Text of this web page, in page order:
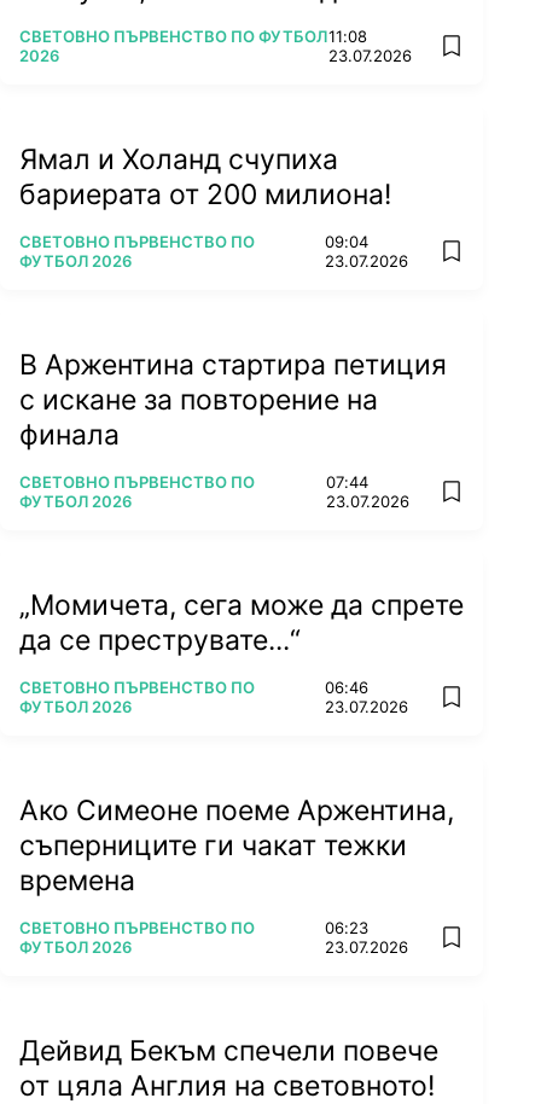
ПОВЕЧЕ ОТ
СВЕТОВНО ПЪРВЕНСТВО ПО ФУТБОЛ
2026
11:08
23.07.2026
add
Ямал и Холанд счупиха
бариерата от 200 милиона!
ПОВЕЧЕ ОТ
СВЕТОВНО ПЪРВЕНСТВО ПО
ФУТБОЛ 2026
09:04
23.07.2026
add
В Аржентина стартира петиция
с искане за повторение на
финала
ПОВЕЧЕ ОТ
СВЕТОВНО ПЪРВЕНСТВО ПО
ФУТБОЛ 2026
07:44
23.07.2026
add
„Момичета, сега може да спрете
да се преструвате...“
ПОВЕЧЕ ОТ
СВЕТОВНО ПЪРВЕНСТВО ПО
ФУТБОЛ 2026
06:46
23.07.2026
add
Ако Симеоне поеме Аржентина,
съперниците ги чакат тежки
времена
ПОВЕЧЕ ОТ
СВЕТОВНО ПЪРВЕНСТВО ПО
ФУТБОЛ 2026
06:23
23.07.2026
add
Дейвид Бекъм спечели повече
от цяла Англия на световното!